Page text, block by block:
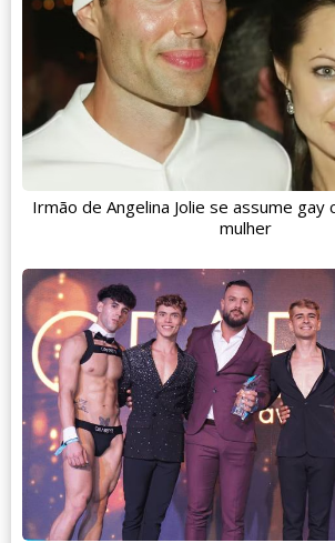
Irmão de Angelina Jolie se assume gay
mulher